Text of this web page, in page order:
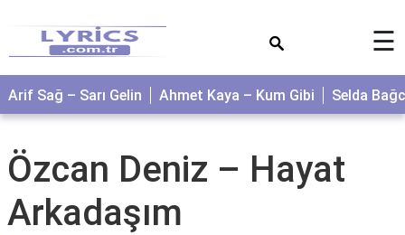
☰
Arif Sağ – Sarı Gelin Ahmet Kaya – Kum Gibi Selda
Özcan Deniz – Hayat
Arkadaşım